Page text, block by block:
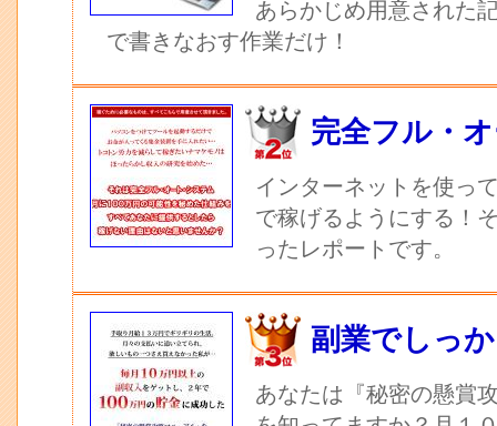
あらかじめ用意された
で書きなおす作業だけ！
完全フル・
インターネットを使っ
で稼げるようにする！
ったレポートです。
副業でしっ
あなたは『秘密の懸賞